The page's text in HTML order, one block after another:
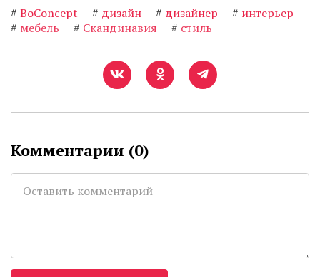
# BoConcept # дизайн # дизайнер # интерьер
# мебель # Скандинавия # стиль
Комментарии (0)